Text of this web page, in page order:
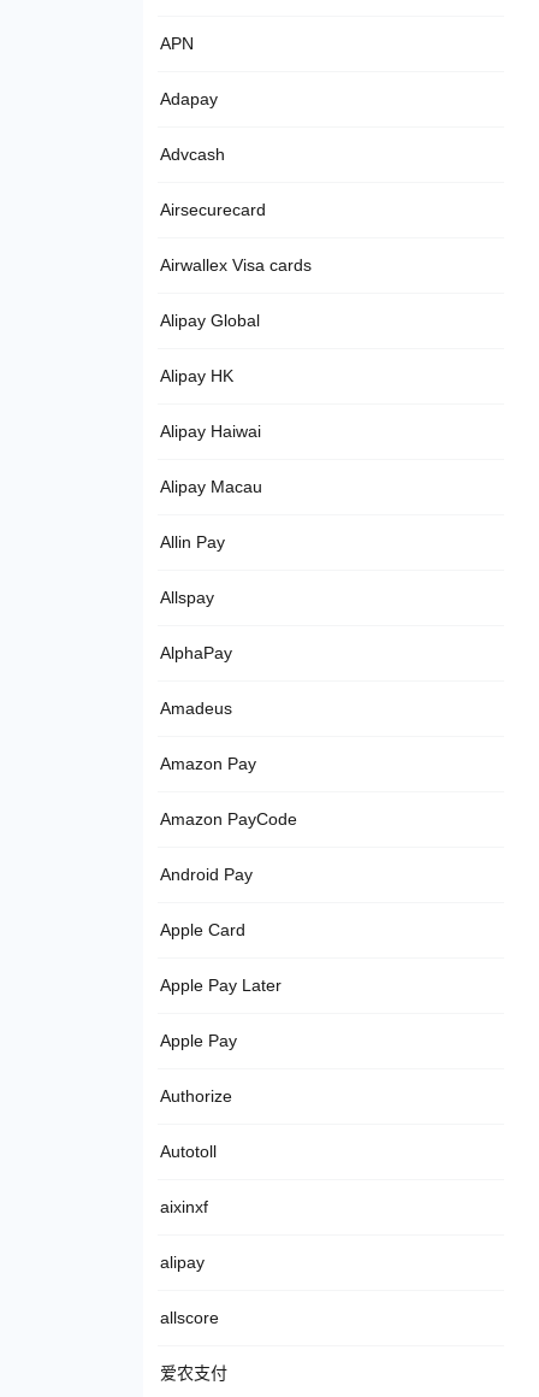
APN
Adapay
Advcash
Airsecurecard
Airwallex Visa cards
Alipay Global
Alipay HK
Alipay Haiwai
Alipay Macau
Allin Pay
Allspay
AlphaPay
Amadeus
Amazon Pay
Amazon PayCode
Android Pay
Apple Card
Apple Pay Later
Apple Pay
Authorize
Autotoll
aixinxf
alipay
allscore
爱农支付